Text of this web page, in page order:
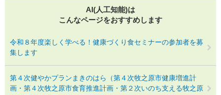
AI(人工知能)は
こんなページをおすすめします
令和８年度楽しく学べる！健康づくり食セミナーの参加者を募
集します
第４次健やかプランまきのはら（第４次牧之原市健康増進計
画・第４次牧之原市食育推進計画・第２次いのち支える牧之原